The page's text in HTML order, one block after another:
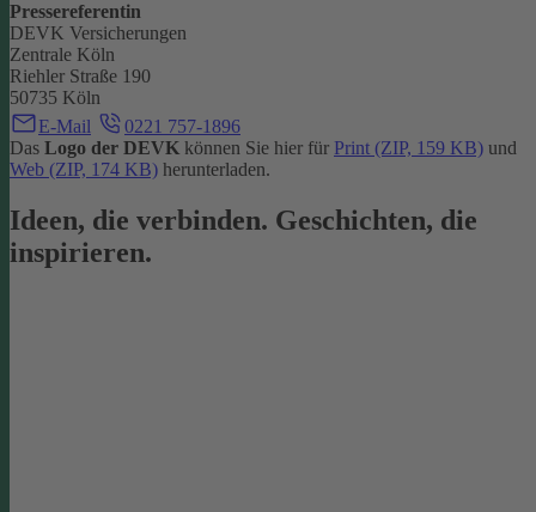
Pressereferentin
DEVK Versicherungen
Zentrale Köln
Riehler Straße 190
50735 Köln
E-Mail
0221 757-1896
Das Logo der DEVK können Sie hier für Print (ZIP, 159 KB) und
Web (ZIP, 174 KB) herunterladen.
Ideen, die verbinden. Geschichten, die
inspirieren.